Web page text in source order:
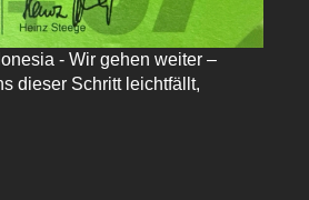
- Wir gehen weiter –
dieser Schritt leichtfällt,